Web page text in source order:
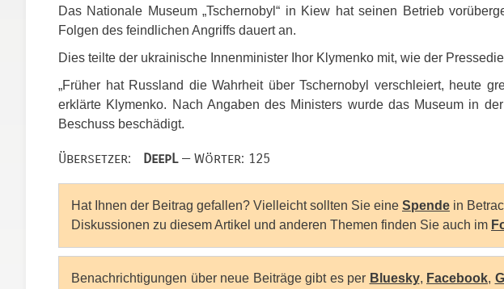
Das Nationale Museum „Tschernobyl“ in Kiew hat seinen Betrieb
Folgen des feindlichen Angriffs dauert an.
Dies teilte der ukrainische Innenminister Ihor Klymenko mit, wie der
„Früher hat Russland die Wahrheit über Tschernobyl verschleiert, heute
erklärte Klymenko. Nach Angaben des Ministers wurde das Museum in
Beschuss beschädigt.
Übersetzer: DeepL— Wörter: 125
Hat Ihnen der Beitrag gefallen? Vielleicht sollten Sie eine Spende in
Diskussionen zu diesem Artikel und anderen Themen finden Sie auch im
Benachrichtigungen über neue Beiträge gibt es per Bluesky, Facebook,